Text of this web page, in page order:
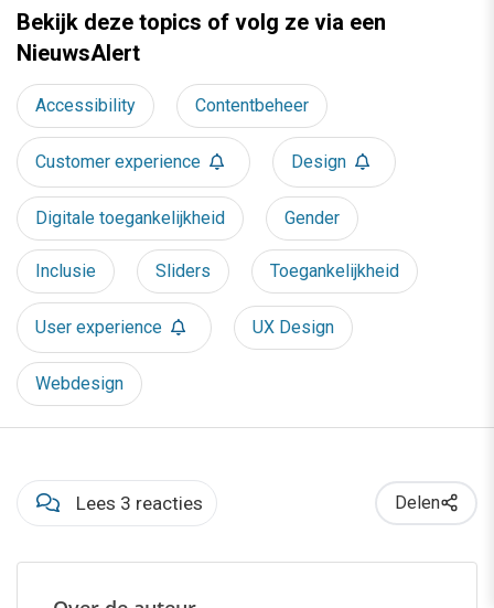
Bekijk deze topics of volg ze via een
NieuwsAlert
Accessibility Contentbeheer
Customer experience Design
Digitale toegankelijkheid Gender
Inclusie Sliders Toegankelijkheid
User experience UX Design
Webdesign
Lees 3 reacties Delen